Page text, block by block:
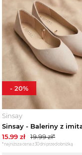
Sinsay
15.99 zł 19.99zł*
*najniższa cena z 30 dni przed obniżką
- 20%